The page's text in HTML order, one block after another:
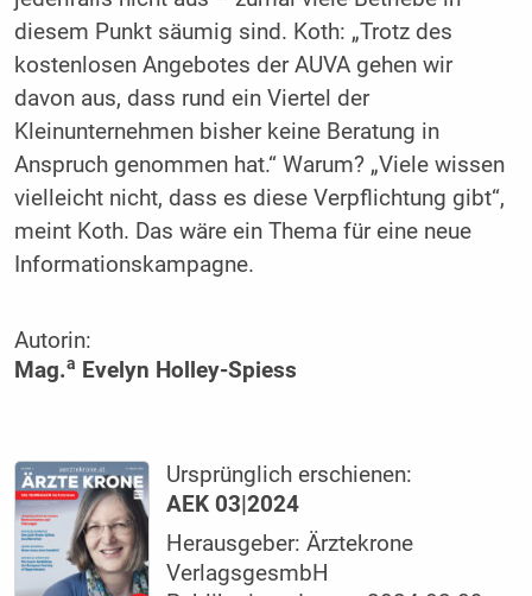
diesem Punkt säumig sind. Koth: „Trotz des
kostenlosen Angebotes der AUVA gehen wir
davon aus, dass rund ein Viertel der
Kleinunternehmen bisher keine Beratung in
Anspruch genommen hat.“ Warum? „Viele wissen
vielleicht nicht, dass es diese Verpflichtung gibt“,
meint Koth. Das wäre ein Thema für eine neue
Informationskampagne.
Autorin:
Mag.a Evelyn Holley-Spiess
Ursprünglich erschienen:
AEK 03|2024
Herausgeber: Ärztekrone
VerlagsgesmbH